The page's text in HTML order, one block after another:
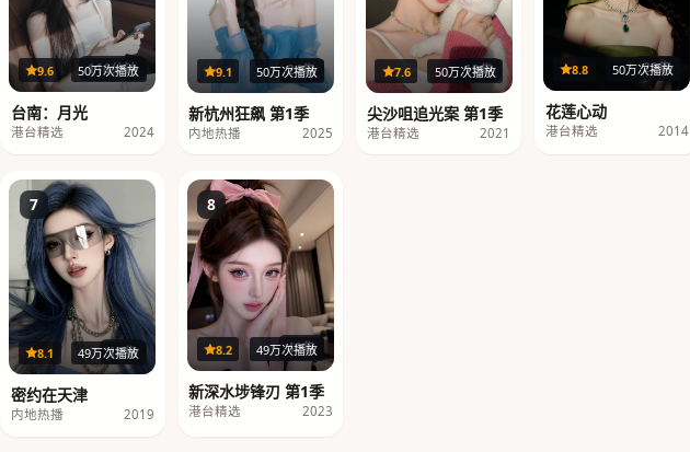
116分钟
9.6 50万次播放
台南：月光
港台精选 2024
24集
9.1 50万次播放
新杭州狂飙 第1季
内地热播 2025
19集
7.6 50万次播放
尖沙咀追光案 第1季
港台精选 2021
22集
8.8 50万次播放
花莲心动
港台精选 2014
7
18集
8.1 49万次播放
密约在天津
内地热播 2019
8
40集
8.2 49万次播放
新深水埗锋刃 第1季
港台精选 2023